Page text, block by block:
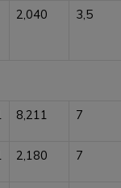
2,040 3,5
8,211 7
2,180 7